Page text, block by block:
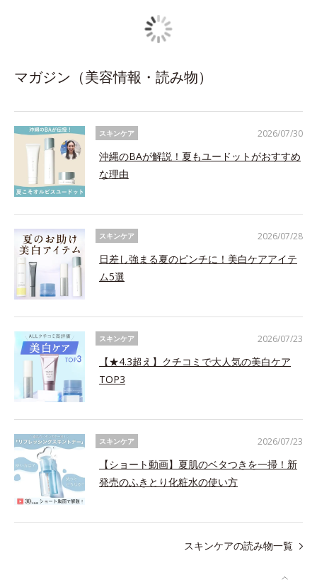
マガジン（美容情報・読み物）
スキンケア
沖縄のBAが解説！夏もユードットがおすすめ
な理由
2026/07/30
スキンケア
日差し強まる夏のピンチに！美白ケアアイテ
ム5選
2026/07/28
スキンケア
【★4.3超え】クチコミで大人気の美白ケア
TOP3
2026/07/23
スキンケア
【ショート動画】夏肌のベタつきを一掃！新
発売のふきとり化粧水の使い方
2026/07/23
スキンケアの読み物一覧